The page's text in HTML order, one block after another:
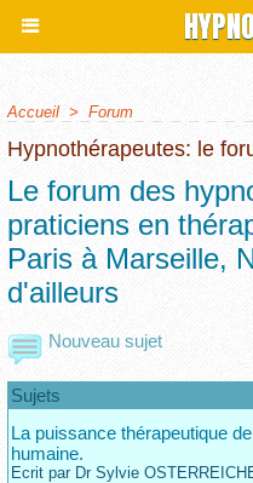
Accueil > Forum
Hypnothérapeutes: le
Le forum des
praticiens en
Paris à Marseille,
d'ailleurs
Nouveau sujet
Sujets
La puissance thérapeutique
humaine.
Ecrit par Dr Sylvie